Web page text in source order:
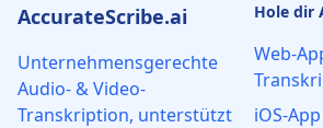
AccurateScribe.ai
Unternehmensgerechte
Audio- & Video-
Transkription, unterstützt
Hole dir
Web-
iOS-